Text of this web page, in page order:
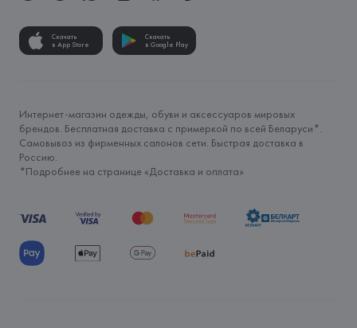
Скачать
в App Store
Скачать
в Google Play
Интернет-магазин одежды, обуви и аксессуаров мировых
брендов. Бесплатная доставка с примеркой по всей Беларуси*.
Самовывоз из фирменных салонов сети. Быстрая доставка в
Россию.
*Подробнее на странице «Доставка и оплата»